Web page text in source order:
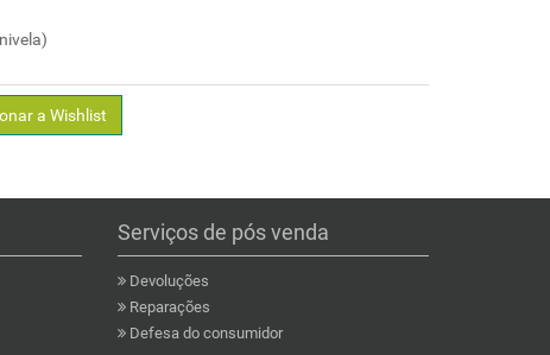
a Wishlist
Serviços de pós venda
Devoluções
Reparações
Defesa do consumidor